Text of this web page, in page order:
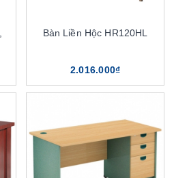
Bàn Liền Hộc HR120HL
2.016.000₫